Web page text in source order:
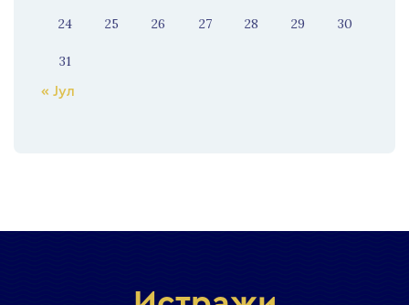
24 25 26 27 28 29 30
31
« Јул